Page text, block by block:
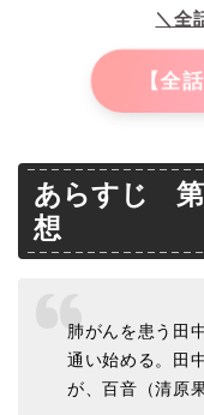
＼全
【全
あらすじ
想
肺がんを患う田
通い始める。田
が、百音（清原